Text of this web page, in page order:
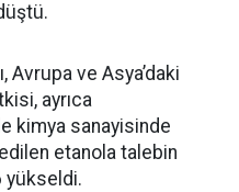
Avrupa ve Asya’daki
ayrıca
kimya sanayisinde
etanola talebin
yükseldi.